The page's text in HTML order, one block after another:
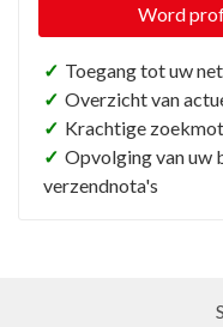
Word
✓ Toegang tot uw
✓ Overzicht van
✓ Krachtige
✓ Opvolging van uw
verzendnota's